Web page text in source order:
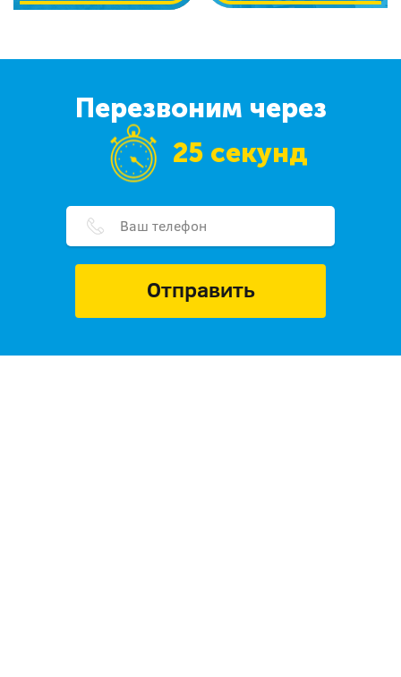
Перезвоним через
25 секунд
Отправить